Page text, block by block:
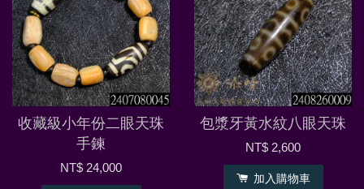
收藏級小年份二眼天珠
手鍊
NT$ 24,000
包漿牙黃水紋八眼天珠
NT$ 2,600
加入購物車